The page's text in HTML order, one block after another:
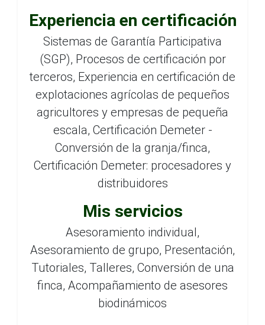
Experiencia en certificación
Sistemas de Garantía Participativa
(SGP), Procesos de certificación por
terceros, Experiencia en certificación de
explotaciones agrícolas de pequeños
agricultores y empresas de pequeña
escala, Certificación Demeter -
Conversión de la granja/finca,
Certificación Demeter: procesadores y
distribuidores
Mis servicios
Asesoramiento individual,
Asesoramiento de grupo, Presentación,
Tutoriales, Talleres, Conversión de una
finca, Acompañamiento de asesores
biodinámicos